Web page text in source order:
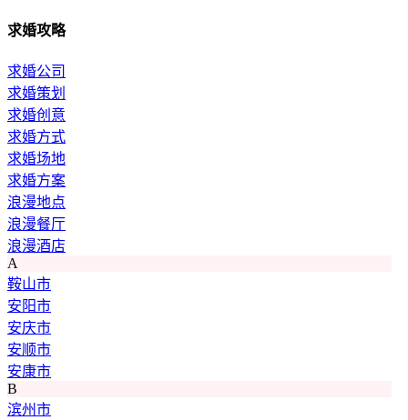
求婚攻略
求婚公司
求婚策划
求婚创意
求婚方式
求婚场地
求婚方案
浪漫地点
浪漫餐厅
浪漫酒店
A
鞍山市
安阳市
安庆市
安顺市
安康市
B
滨州市